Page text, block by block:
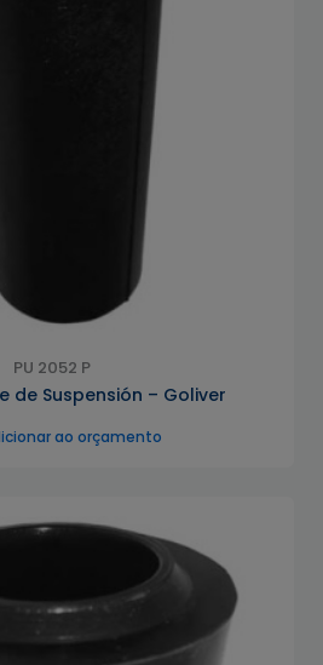
PU 2052 P
de Suspensión – Goliver
ao orçamento